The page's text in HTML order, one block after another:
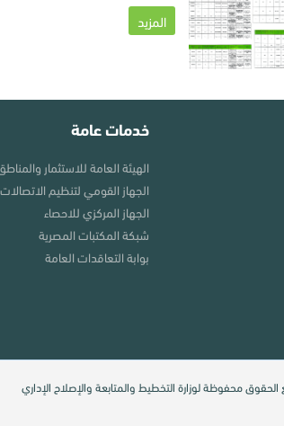
المزيد
خدمات عامة
الهيئة العامة للاستثمار
الجهاز القومي لتنظيم الاتصالات
الجهاز المركزي للاحصاء
شبكة المكتبات المصرية
بوابة التعاقدات العامة
محفوظة لوزارة التخطيط والمتابعة والإصلاح الإداري